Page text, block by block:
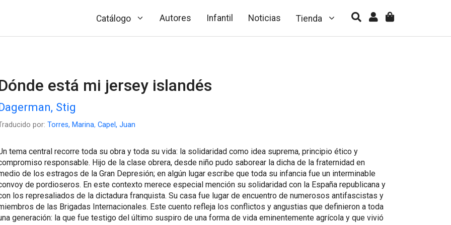
Catálogo Autores Infantil Noticias Tienda
está mi jersey islandés
Stig
por: Torres, Marina, Capel, Juan
tema central recorre toda su obra y toda su vida: la solidaridad como idea suprema, principio ético y
responsable. Hijo de la clase obrera, desde niño pudo saborear la dicha de la fraternidad en
de los estragos de la Gran Depresión; en algún lugar escribe que toda su infancia fue un interminable
de pordioseros. En este contexto merece especial mención su solidaridad con la España republicana y
los represaliados de la dictadura franquista. Su casa fue lugar de encuentro de numerosos antifascistas y
de las Brigadas Internacionales. Este cuento refleja los conflictos y angustias que definieron a toda
generación: la que fue testigo del último suspiro de una forma de vida eminentemente agrícola y que vivió